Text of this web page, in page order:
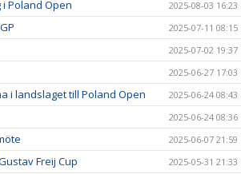
Poland Open 2025-08-03 16:23
2025-07-11 08:15
2025-07-02 19:37
2025-06-27 17:03
i landslaget till Poland Open 2025-06-24 08:43
2025-06-24 08:36
2025-06-07 21:59
Freij Cup 2025-05-31 21:33